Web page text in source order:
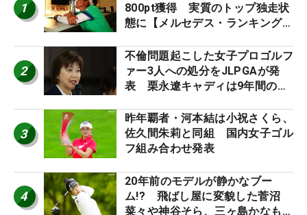
1
800pt獲得 実質のトップ独走状
態に【メルセデス・ランキング番
2
不倫問題起こした女子プロゴルフ
ァー3人への処分をJLPGAが発
表 栗永遼キャディは9年間の立
3
昨年覇者・河本結は小祝さくら、
佐久間朱莉と同組 国内女子ゴル
フ組み合わせ発表
4
20年前のモデルが静かなブー
ム!? 飛ばし屋に変貌した菅沼
菜々や神谷そら、三ヶ島かなも使